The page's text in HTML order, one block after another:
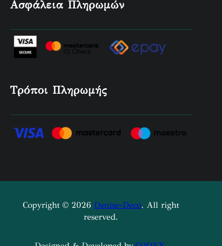
Ασφάλεια Πληρωμών
Τρόποι Πληρωμής
Copyright © 2026 Denise-Deco. All right
reserved.